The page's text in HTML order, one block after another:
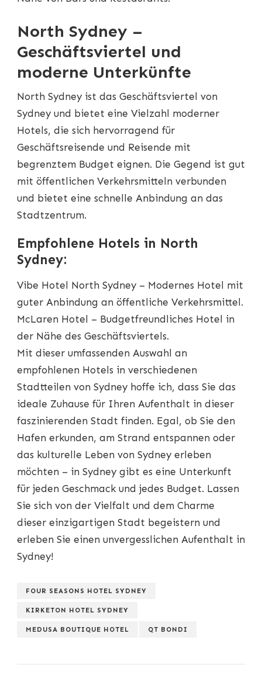
North Sydney –
Geschäftsviertel und
moderne Unterkünfte
North Sydney ist das Geschäftsviertel von
Sydney und bietet eine Vielzahl moderner
Hotels, die sich hervorragend für
Geschäftsreisende und Reisende mit
begrenztem Budget eignen. Die Gegend ist gut
mit öffentlichen Verkehrsmitteln verbunden
und bietet eine schnelle Anbindung an das
Stadtzentrum.
Empfohlene Hotels in North
Sydney:
Vibe Hotel North Sydney – Modernes Hotel mit
guter Anbindung an öffentliche Verkehrsmittel.
McLaren Hotel – Budgetfreundliches Hotel in
der Nähe des Geschäftsviertels.
Mit dieser umfassenden Auswahl an
empfohlenen Hotels in verschiedenen
Stadtteilen von Sydney hoffe ich, dass Sie das
ideale Zuhause für Ihren Aufenthalt in dieser
faszinierenden Stadt finden. Egal, ob Sie den
Hafen erkunden, am Strand entspannen oder
das kulturelle Leben von Sydney erleben
möchten – in Sydney gibt es eine Unterkunft
für jeden Geschmack und jedes Budget. Lassen
Sie sich von der Vielfalt und dem Charme
dieser einzigartigen Stadt begeistern und
erleben Sie einen unvergesslichen Aufenthalt in
Sydney!
FOUR SEASONS HOTEL SYDNEY
KIRKETON HOTEL SYDNEY
MEDUSA BOUTIQUE HOTEL QT BONDI